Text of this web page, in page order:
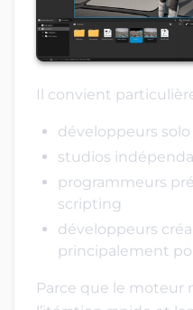
Il convient
développeurs solo
studios
programmeurs
scripting
développeurs
principalement
Parce que le moteur